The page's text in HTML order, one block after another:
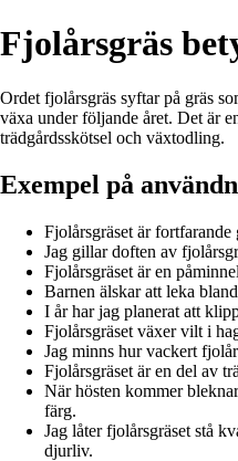
Fjolårsgräs
Ordet fjolårsgräs syftar på gräs
växa under följande året. Det är
trädgårdsskötsel och växtodling.
Exempel på
Fjolårsgräset är fortfarande
Jag gillar doften av
Fjolårsgräset är en
Barnen älskar att leka
I år har jag planerat att
Fjolårsgräset växer vilt i
Jag minns hur vackert
Fjolårsgräset är en del av
När hösten kommer
färg.
Jag låter fjolårsgräset stå
djurliv.